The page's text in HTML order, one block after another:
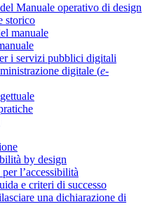
Manuale operativo di design
storico
manuale
i servizi pubblici digitali
digitale (e-
by design
l’accessibilità
e criteri di successo
una dichiarazione di